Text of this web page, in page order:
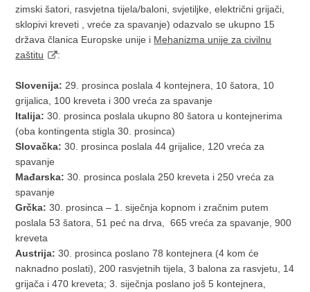
zimski šatori, rasvjetna tijela/baloni, svjetiljke, električni grijači,
sklopivi kreveti , vreće za spavanje) odazvalo se ukupno 15
država članica Europske unije i Mehanizma unije za civilnu
zaštitu
:
Slovenija: 29. prosinca poslala 4 kontejnera, 10 šatora, 10
grijalica, 100 kreveta i 300 vreća za spavanje
Italija: 30. prosinca poslala ukupno 80 šatora u kontejnerima
(oba kontingenta stigla 30. prosinca)
Slovačka: 30. prosinca poslala 44 grijalice, 120 vreća za
spavanje
Mađarska: 30. prosinca poslala 250 kreveta i 250 vreća za
spavanje
Grčka: 30. prosinca – 1. siječnja kopnom i zračnim putem
poslala 53 šatora, 51 peć na drva, 665 vreća za spavanje, 900
kreveta
Austrija: 30. prosinca poslano 78 kontejnera (4 kom će
naknadno poslati), 200 rasvjetnih tijela, 3 balona za rasvjetu, 14
grijača i 470 kreveta; 3. siječnja poslano još 5 kontejnera,